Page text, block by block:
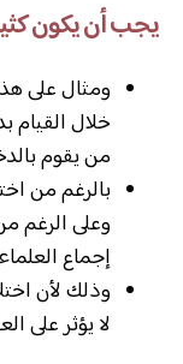
يجب أن يكون
ومثال على
خلال
من يقوم
بالرغم من
وعلى الرغم
إجماع
وذلك لأن
لا يؤثر على